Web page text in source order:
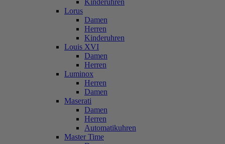
Kinderuhren
Lorus
Damen
Herren
Kinderuhren
Louis XVI
Damen
Herren
Luminox
Herren
Damen
Maserati
Damen
Herren
Automatikuhren
Master Time